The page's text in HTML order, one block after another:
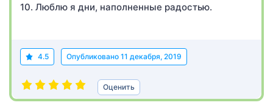
10. Люблю я дни, наполненные радостью.
4.5 Опубликовано 11 декабря, 2019
Оценить